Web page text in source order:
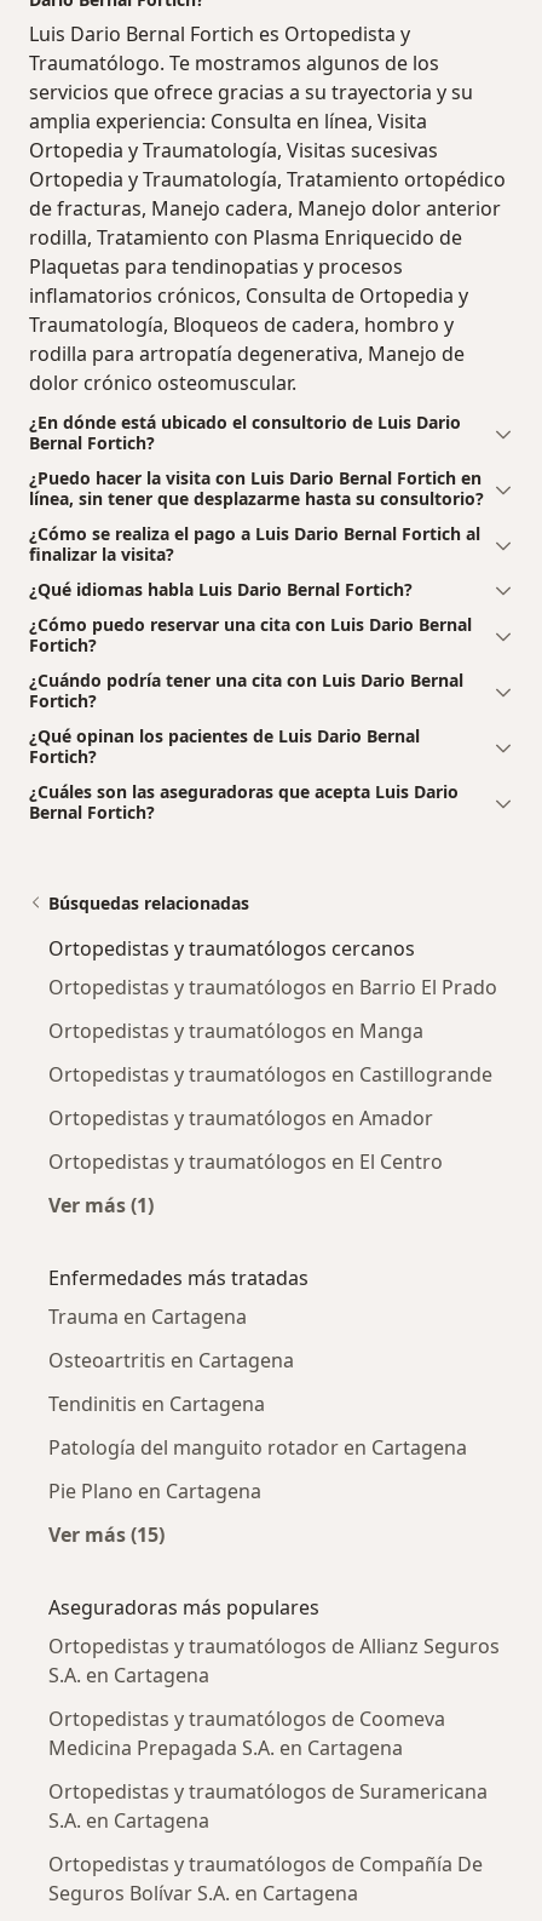
Luis Dario Bernal Fortich es Ortopedista y
Traumatólogo. Te mostramos algunos de los
servicios que ofrece gracias a su trayectoria y su
amplia experiencia: Consulta en línea, Visita
Ortopedia y Traumatología, Visitas sucesivas
Ortopedia y Traumatología, Tratamiento ortopédico
de fracturas, Manejo cadera, Manejo dolor anterior
rodilla, Tratamiento con Plasma Enriquecido de
Plaquetas para tendinopatias y procesos
inflamatorios crónicos, Consulta de Ortopedia y
Traumatología, Bloqueos de cadera, hombro y
rodilla para artropatía degenerativa, Manejo de
dolor crónico osteomuscular.
¿En dónde está ubicado el consultorio de Luis Dario
Bernal Fortich?
¿Puedo hacer la visita con Luis Dario Bernal Fortich en
línea, sin tener que desplazarme hasta su consultorio?
¿Cómo se realiza el pago a Luis Dario Bernal Fortich al
finalizar la visita?
¿Qué idiomas habla Luis Dario Bernal Fortich?
¿Cómo puedo reservar una cita con Luis Dario Bernal
Fortich?
¿Cuándo podría tener una cita con Luis Dario Bernal
Fortich?
¿Qué opinan los pacientes de Luis Dario Bernal
Fortich?
¿Cuáles son las aseguradoras que acepta Luis Dario
Bernal Fortich?
Búsquedas relacionadas
Ortopedistas y traumatólogos cercanos
Ortopedistas y traumatólogos en Barrio El Prado
Ortopedistas y traumatólogos en Manga
Ortopedistas y traumatólogos en Castillogrande
Ortopedistas y traumatólogos en Amador
Ortopedistas y traumatólogos en El Centro
Ver más (1)
Enfermedades más tratadas
Trauma en Cartagena
Osteoartritis en Cartagena
Tendinitis en Cartagena
Patología del manguito rotador en Cartagena
Pie Plano en Cartagena
Ver más (15)
Aseguradoras más populares
Ortopedistas y traumatólogos de Allianz Seguros
S.A. en Cartagena
Ortopedistas y traumatólogos de Coomeva
Medicina Prepagada S.A. en Cartagena
Ortopedistas y traumatólogos de Suramericana
S.A. en Cartagena
Ortopedistas y traumatólogos de Compañía De
Seguros Bolívar S.A. en Cartagena